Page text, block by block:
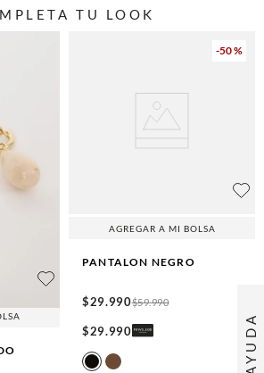
AYUDA
TU LOOK
-50 %
AGREGAR A MI BOLSA
PANTALON NEGRO
$29.990$59.990
$29.990